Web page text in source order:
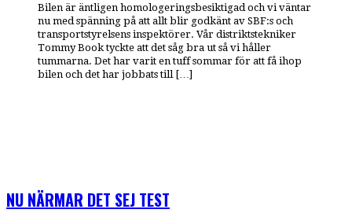
Bilen är äntligen homologeringsbesiktigad och vi väntar
nu med spänning på att allt blir godkänt av SBF:s och
transportstyrelsens inspektörer. Vår distriktstekniker
Tommy Book tyckte att det såg bra ut så vi håller
tummarna. Det har varit en tuff sommar för att få ihop
bilen och det har jobbats till […]
NU NÄRMAR DET SEJ TEST